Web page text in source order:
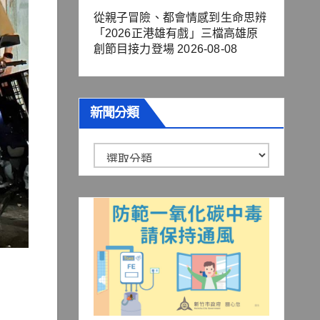
從親子冒險、都會情感到生命思辨
「2026正港雄有戲」三檔高雄原
創節目接力登場 2026-08-08
新聞分類
聞
分